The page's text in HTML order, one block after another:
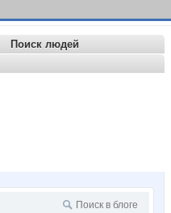
Поиск людей